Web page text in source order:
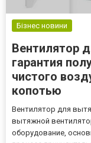
Бізнес новини
Вентилятор
гарантия
чистого
копотью
Вентилятор для
вытяжной
оборудование,